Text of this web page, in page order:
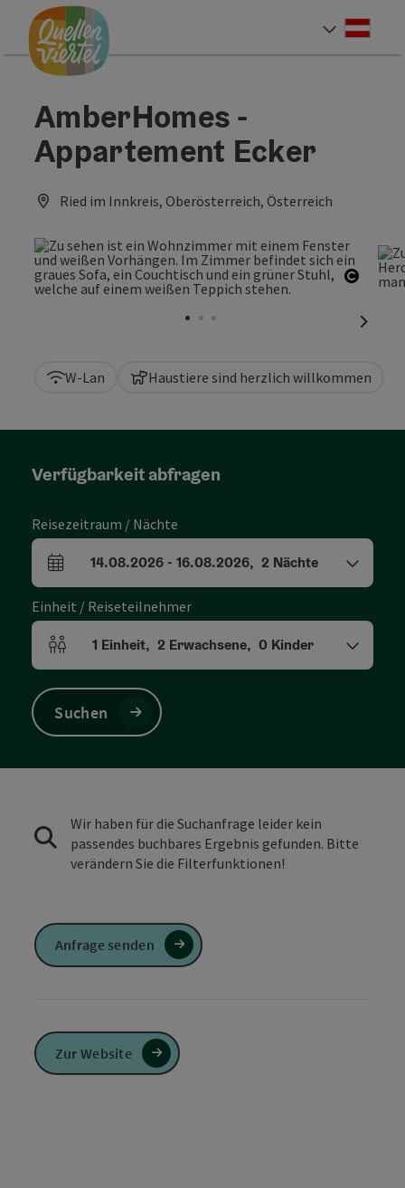
Zum Inhalt
Zur Navigation
Zum Seitenanfang
AmberHomes -
Appartement Ecker
Ried im Innkreis, Oberösterreich, Österreich
W-Lan Haustiere sind herzlich willkommen
Verfügbarkeit abfragen
Reisezeitraum / Nächte
An- und Abreisefelder
14.08.2026- 16.08.2026, 2 Nächte
Einheit / Reiseteilnehmer
Einheitenanzahl und Personenfelder
1 Einheit, 2 Erwachsene, 0 Kinder
Suchen
Wir haben für die Suchanfrage leider kein
passendes buchbares Ergebnis gefunden. Bitte
verändern Sie die Filterfunktionen!
Anfrage senden
Zur Website